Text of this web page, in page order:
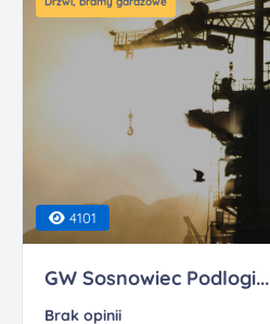
4101
GW Sosnowiec Podlogi...
Brak opinii